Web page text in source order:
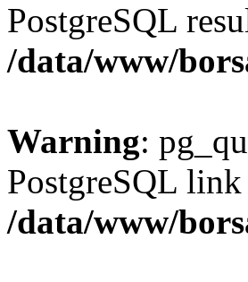
PostgreSQL
/data/www/
Warning:
PostgreSQL
/data/www/